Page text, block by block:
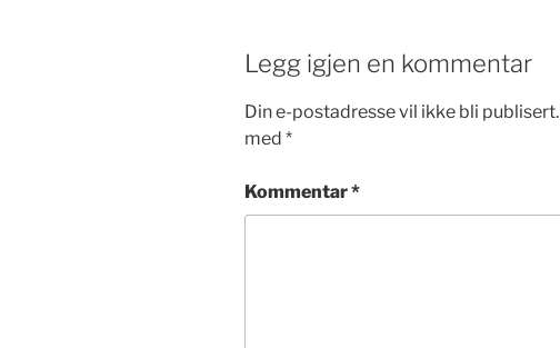
Legg igjen en kommentar
Din e-postadresse vil ikke bli publisert.
med *
Kommentar*